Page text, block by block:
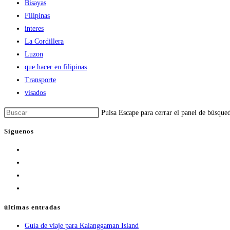
Bisayas
Filipinas
interes
La Cordillera
Luzon
que hacer en filipinas
Transporte
visados
Pulsa Escape para cerrar el panel de
Síguenos
últimas entradas
Guía de viaje para Kalanggaman Island